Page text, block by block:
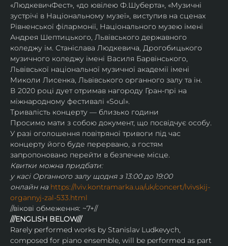
«ЛюдкевичФест», «до ювілею Ф.Шуберта», «Музичні
зустрічі в Національному музеї», виступив на сценах
Рівненської філармонії, Національного музею імені
Андрея Шептицького, Львівського державного
коледжу ім. Станіслава Людкевича, Дрогобицького
музичного коледжу імені Василя Барвінського,
Львівської національної музичної академії імені
Миколи Лисенка, Львівського органного залу та ін.
В 2020 році дует отримав нагороду Гран-прі на
міжнародному фестивалі «Soul».
Тривалість концерту — близько години
Просимо мати з собою документ, що посвідчує особу.
У разі оголошення повітряної тривоги під час
концерту його буде перервано, а гостям
запропоновано перейти в безпечне місце.
Квитки можна придбати:
у касі Органного залу щодня з 13:00 до 19:00
онлайн на https://lviv.kontramarka.ua/uk/concert/lvivskij-
organnyj-zal-533.html
//вікові обмеження: ~7+//
///ENGLISH BELOW///
Rarely performed works by Stanislav Ludkevуch,
composed for piano ensemble, will be performed as part